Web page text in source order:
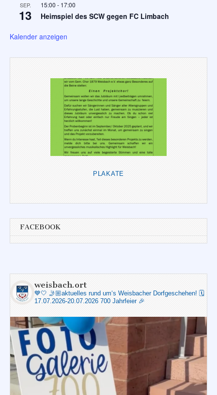
SEP.
13
15:00 - 17:00
Heimspiel des SCW gegen FC Limbach
Kalender anzeigen
PLAKATE
FACEBOOK
weisbach.ort
💙🤍 🤳🏼aktuelles rund um‘s Weisbacher Dorfgeschehen! 🗓️
17.07.2026-20.07.2026 700 Jahrfeier 🎉